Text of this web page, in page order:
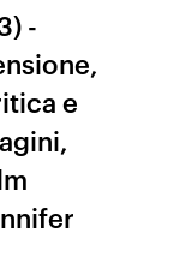
-
e